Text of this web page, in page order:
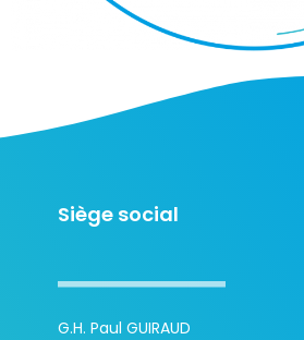
Siège social
G.H. Paul GUIRAUD